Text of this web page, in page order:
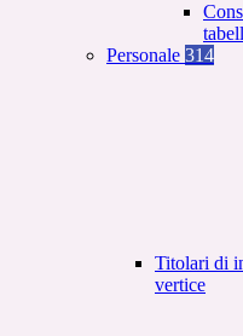
Personale 314
Titolari di
vertice